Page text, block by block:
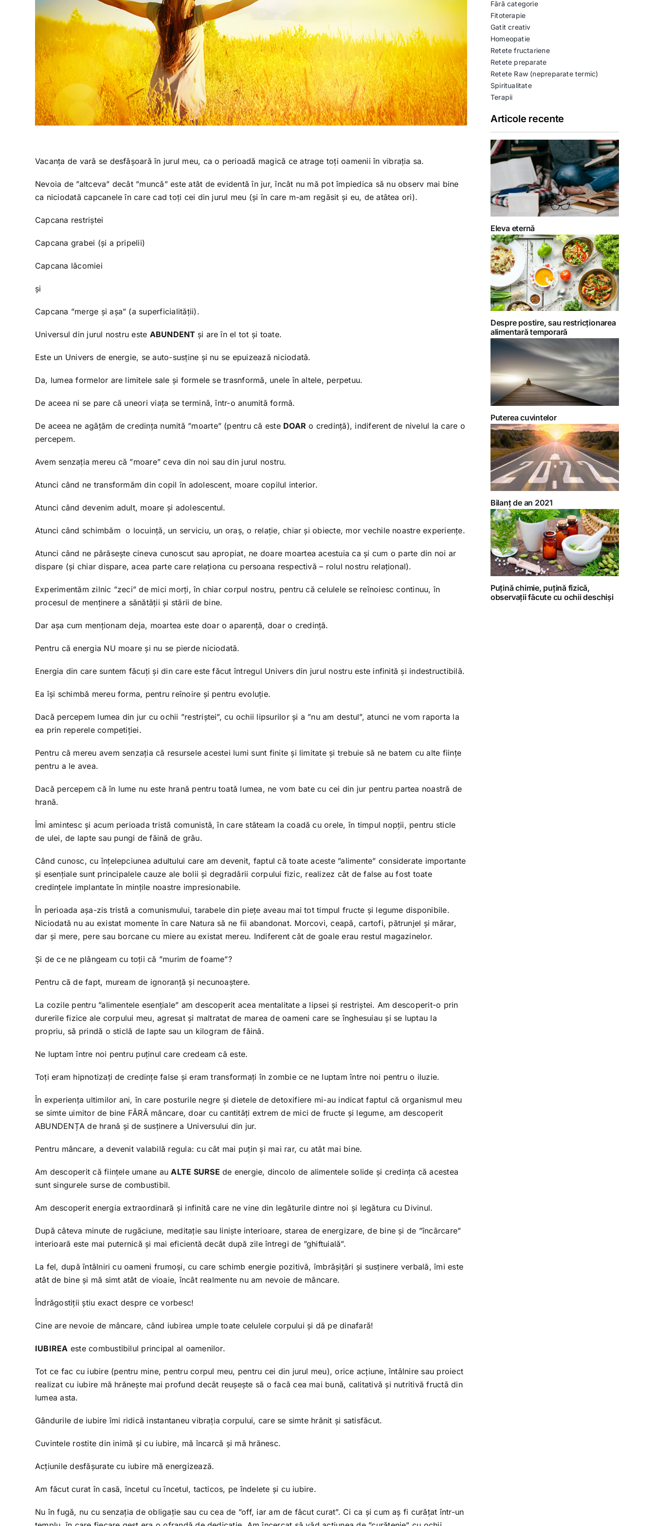
Vacanța de vară se desfășoară în jurul meu, ca o perioadă magică ce atrage toți oamenii în vibrația sa.
Nevoia de ”altceva” decât ”muncă” este atât de evidentă în jur, încât nu mă pot împiedica să nu observ mai bine
ca niciodată capcanele în care cad toți cei din jurul meu (și în care m-am regăsit și eu, de atâtea ori).
Capcana restriștei
Capcana grabei (și a pripelii)
Capcana lăcomiei
și
Capcana ”merge și așa” (a superficialității).
Universul din jurul nostru este ABUNDENT și are în el tot și toate.
Este un Univers de energie, se auto-susține și nu se epuizează niciodată.
Da, lumea formelor are limitele sale și formele se trasnformă, unele în altele, perpetuu.
De aceea ni se pare că uneori viața se termină, într-o anumită formă.
De aceea ne agățăm de credința numită ”moarte” (pentru că este DOAR o credință), indiferent de nivelul la care o
percepem.
Avem senzația mereu că ”moare” ceva din noi sau din jurul nostru.
Atunci când ne transformăm din copil în adolescent, moare copilul interior.
Atunci când devenim adult, moare și adolescentul.
Atunci când schimbăm o locuință, un serviciu, un oraș, o relație, chiar și obiecte, mor vechile noastre experiențe.
Atunci când ne părăsește cineva cunoscut sau apropiat, ne doare moartea acestuia ca și cum o parte din noi ar
dispare (și chiar dispare, acea parte care relaționa cu persoana respectivă – rolul nostru relațional).
Experimentăm zilnic ”zeci” de mici morți, în chiar corpul nostru, pentru că celulele se reînoiesc continuu, în
procesul de menținere a sănătății și stării de bine.
Dar așa cum menționam deja, moartea este doar o aparență, doar o credință.
Pentru că energia NU moare și nu se pierde niciodată.
Energia din care suntem făcuți și din care este făcut întregul Univers din jurul nostru este infinită și indestructibilă.
Ea își schimbă mereu forma, pentru reînoire și pentru evoluție.
Dacă percepem lumea din jur cu ochii ”restriștei”, cu ochii lipsurilor și a ”nu am destul”, atunci ne vom raporta la
ea prin reperele competiției.
Pentru că mereu avem senzația că resursele acestei lumi sunt finite și limitate și trebuie să ne batem cu alte ființe
pentru a le avea.
Dacă percepem că în lume nu este hrană pentru toată lumea, ne vom bate cu cei din jur pentru partea noastră de
hrană.
Îmi amintesc și acum perioada tristă comunistă, în care stăteam la coadă cu orele, în timpul nopții, pentru sticle
de ulei, de lapte sau pungi de făină de grâu.
Când cunosc, cu înțelepciunea adultului care am devenit, faptul că toate aceste ”alimente” considerate importante
și esențiale sunt principalele cauze ale bolii și degradării corpului fizic, realizez cât de false au fost toate
credințele implantate în mințile noastre impresionabile.
În perioada așa-zis tristă a comunismului, tarabele din piețe aveau mai tot timpul fructe și legume disponibile.
Niciodată nu au existat momente în care Natura să ne fii abandonat. Morcovi, ceapă, cartofi, pătrunjel și mărar,
dar și mere, pere sau borcane cu miere au existat mereu. Indiferent cât de goale erau restul magazinelor.
Și de ce ne plângeam cu toții că ”murim de foame”?
Pentru că de fapt, muream de ignoranță și necunoaștere.
La cozile pentru ”alimentele esențiale” am descoperit acea mentalitate a lipsei și restriștei. Am descoperit-o prin
durerile fizice ale corpului meu, agresat și maltratat de marea de oameni care se înghesuiau și se luptau la
propriu, să prindă o sticlă de lapte sau un kilogram de făină.
Ne luptam între noi pentru puținul care credeam că este.
Toți eram hipnotizați de credințe false și eram transformați în zombie ce ne luptam între noi pentru o iluzie.
În experiența ultimilor ani, în care posturile negre și dietele de detoxifiere mi-au indicat faptul că organismul meu
se simte uimitor de bine FĂRĂ mâncare, doar cu cantități extrem de mici de fructe și legume, am descoperit
ABUNDENȚA de hrană și de susținere a Universului din jur.
Pentru mâncare, a devenit valabilă regula: cu cât mai puțin și mai rar, cu atât mai bine.
Am descoperit că ființele umane auALTE SURSE de energie, dincolo de alimentele solide și credința că acestea
sunt singurele surse de combustibil.
Am descoperit energia extraordinară și infinită care ne vine din legăturile dintre noi și legătura cu Divinul.
După câteva minute de rugăciune, meditație sau liniște interioare, starea de energizare, de bine și de ”încărcare”
interioară este mai puternică și mai eficientă decât după zile întregi de ”ghiftuială”.
La fel, după întâlniri cu oameni frumoși, cu care schimb energie pozitivă, îmbrășițări și susținere verbală, îmi este
atât de bine și mă simt atât de vioaie, încât realmente nu am nevoie de mâncare.
Îndrăgostiții știu exact despre ce vorbesc!
Cine are nevoie de mâncare, când iubirea umple toate celulele corpului și dă pe dinafară!
IUBIREA este combustibilul principal al oamenilor.
Tot ce fac cu iubire (pentru mine, pentru corpul meu, pentru cei din jurul meu), orice acțiune, întâlnire sau proiect
realizat cu iubire mă hrănește mai profund decât reușește să o facă cea mai bună, calitativă și nutritivă fructă din
lumea asta.
Gândurile de iubire îmi ridică instantaneu vibrația corpului, care se simte hrănit și satisfăcut.
Cuvintele rostite din inimă și cu iubire, mă încarcă și mă hrănesc.
Acțiunile desfășurate cu iubire mă energizează.
Am făcut curat în casă, încetul cu încetul, tacticos, pe îndelete și cu iubire.
Nu în fugă, nu cu senzația de obligație sau cu cea de ”off, iar am de făcut curat”. Ci ca și cum aș fi curățat într-un
Fără categorie
Fitoterapie
Gatit creativ
Homeopatie
Retete fructariene
Retete preparate
Retete Raw (nepreparate termic)
Spiritualitate
Terapii
Articole recente
Eleva eternă
Despre postire, sau restricționarea
alimentară temporară
Puterea cuvintelor
Bilanț de an 2021
Puțină chimie, puțină fizică,
observații făcute cu ochii deschiși